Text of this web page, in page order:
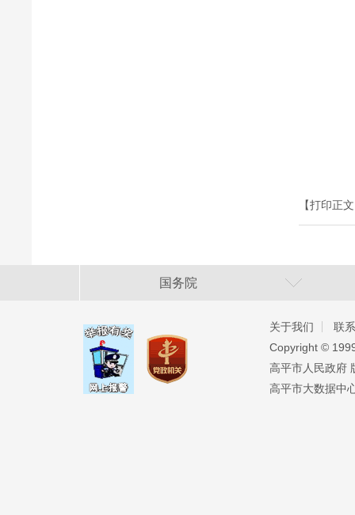
【打印正
国务院
关于我们
联
Copyright ©️
高平市人民政府
高平市大数据